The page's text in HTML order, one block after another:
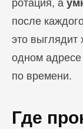
ротация, а
после
это выглядит
одном адресе
по времени.
Где